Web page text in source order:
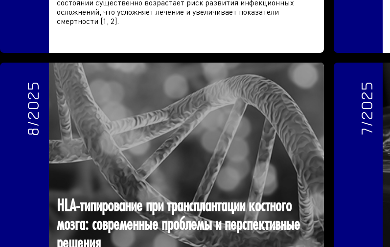
состоянии существенно возрастает риск развития инфекционных
осложнений, что усложняет лечение и увеличивает показатели
смертности [1, 2].
8/2025
HLA-типирование при трансплантации костного
мозга: современные проблемы и перспективные
решения
7/2025